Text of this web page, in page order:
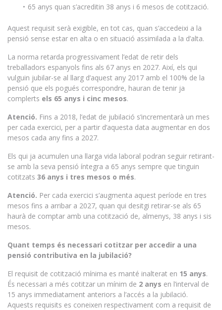
65 anys quan s’acreditin 38 anys i 6 mesos de cotització.
Aquest requisit serà exigible, en tot cas, quan s’accedeixi a la
pensió sense estar en alta o en situació assimilada a la d’alta.
La norma retarda progressivament l’edat de retir dels
treballadors espanyols fins als 67 anys en 2027. Així, els qui
vulguin jubilar-se al llarg d’aquest any 2017 amb el 100% de la
pensió que els pogués correspondre, hauran de tenir ja
complerts els 65 anys i cinc mesos.
Atenció. Fins a 2018, l’edat de jubilació s’incrementarà un mes
per cada exercici, per a partir d’aquesta data augmentar en dos
mesos cada any fins a 2027.
Els qui ja acumulen una llarga vida laboral podran seguir retirant-
se amb la seva pensió íntegra a 65 anys sempre que tinguin
cotitzats 36 anys i tres mesos o més.
Atenció. Per cada exercici s’augmenta aquest període en tres
mesos fins a arribar a 2027, quan qui desitgi retirar-se als 65
haurà de comptar amb una cotització de, almenys, 38 anys i sis
mesos.
Quant temps és necessari cotitzar per accedir a una
pensió contributiva en la jubilació?
El requisit de cotització mínima es manté inalterat en 15 anys.
És necessari a més cotitzar un mínim de 2 anys en l’interval de
15 anys immediatament anteriors a l’accés a la jubilació.
Aquests requisits es coneixen respectivament com a requisit de